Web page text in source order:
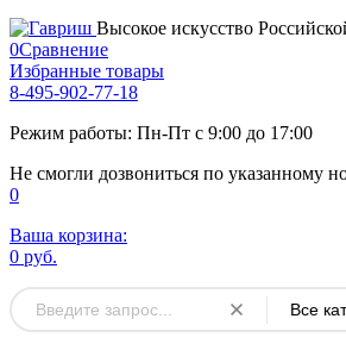
Высокое искусство
0Сравнение
Избранные товары
8-495-902-77-18
Режим работы: Пн-Пт с 9:00 до 17:00
Не смогли дозвониться по указанному
0
Ваша корзина:
0 руб.
Все